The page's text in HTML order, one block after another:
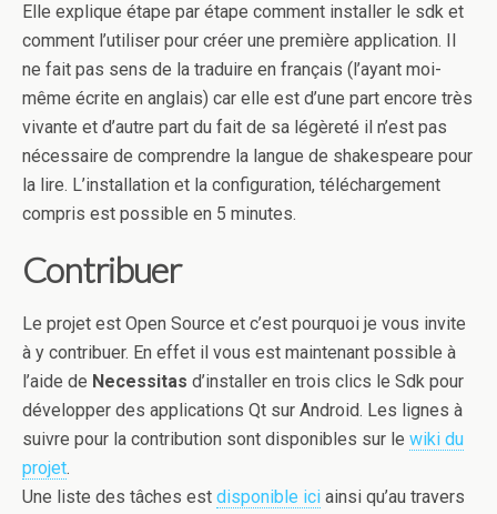
Elle explique étape par étape comment installer le sdk et
comment l’utiliser pour créer une première application. Il
ne fait pas sens de la traduire en français (l’ayant moi-
même écrite en anglais) car elle est d’une part encore très
vivante et d’autre part du fait de sa légèreté il n’est pas
nécessaire de comprendre la langue de shakespeare pour
la lire. L’installation et la configuration, téléchargement
compris est possible en 5 minutes.
Contribuer
Le projet est Open Source et c’est pourquoi je vous invite
à y contribuer. En effet il vous est maintenant possible à
l’aide de Necessitas d’installer en trois clics le Sdk pour
développer des applications Qt sur Android. Les lignes à
suivre pour la contribution sont disponibles sur le wiki du
projet.
Une liste des tâches est disponible ici ainsi qu’au travers